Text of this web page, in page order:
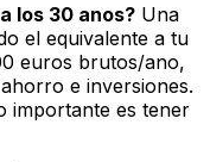
los 30 anos? Una
el equivalente a tu
euros brutos/ano,
e inversiones.
importante es tener